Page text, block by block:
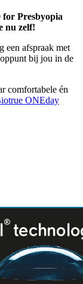
Presbyopia
nu zelf!
een afspraak met
bij jou in de
comfortabele én
ONEday